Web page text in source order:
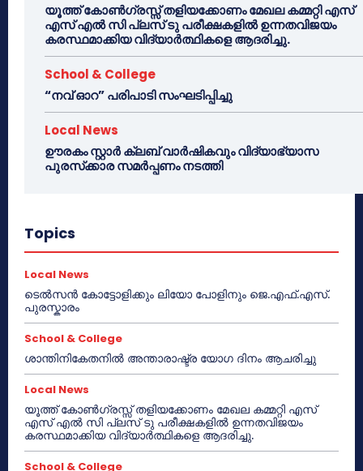
യൂത്ത് കോൺഗ്രസ്സ് തളിയക്കോണം മേഖല കമ്മറ്റി എസ്
എസ് എൽ സി പ്ലസ് ടു പരീക്ഷകളിൽ ഉന്നതവിജയം
കരസ്ഥമാക്കിയ വിദ്യാർത്ഥികളെ ആദരിച്ചു.
School & College
“നവ് ഓറ” പരിപാടി സംഘടിപ്പിച്ചു
Local News
ഊരകം സ്റ്റാർ ക്ലബ് വാർഷികവും വിദ്യാഭ്യാസ
പുരസ്‌ക്കാര സമർപ്പണം നടത്തി
Topics
Local News
ടെൽസൻ കോട്ടോളിക്കും ലിയോ പോളിനും ജെ.എഫ്.എസ്.
പുരസ്കാരം
School & College
ശാന്തിനികേതനിൽ അന്താരാഷ്ട്ര യോഗ ദിനം ആചരിച്ചു
Local News
യൂത്ത് കോൺഗ്രസ്സ് തളിയക്കോണം മേഖല കമ്മറ്റി എസ്
എസ് എൽ സി പ്ലസ് ടു പരീക്ഷകളിൽ ഉന്നതവിജയം
കരസ്ഥമാക്കിയ വിദ്യാർത്ഥികളെ ആദരിച്ചു.
School & College